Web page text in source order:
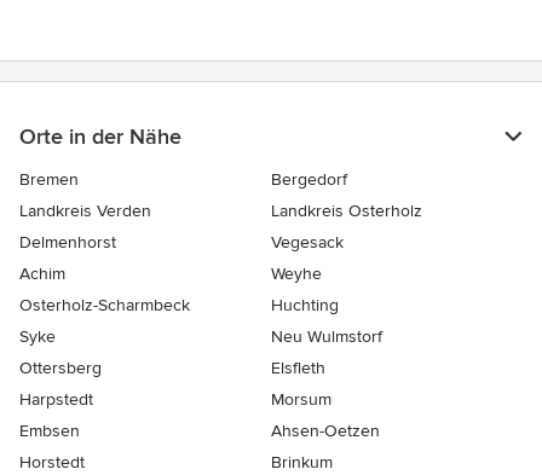
Orte in der Nähe
Bremen
Bergedorf
Landkreis Verden
Landkreis Osterholz
Delmenhorst
Vegesack
Achim
Weyhe
Osterholz-Scharmbeck
Huchting
Syke
Neu Wulmstorf
Ottersberg
Elsfleth
Harpstedt
Morsum
Embsen
Ahsen-Oetzen
Horstedt
Brinkum